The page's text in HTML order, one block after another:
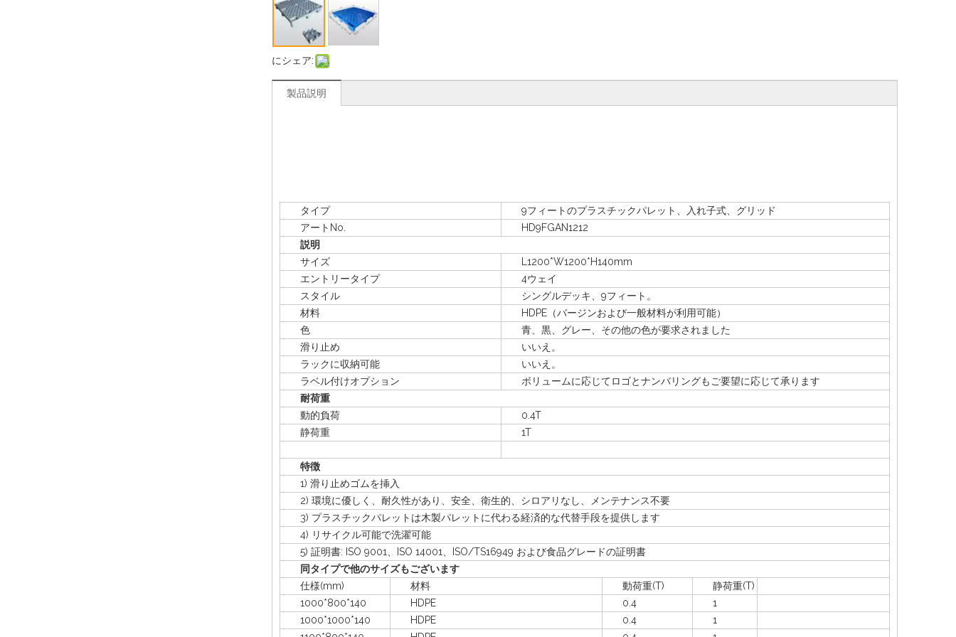
にシェア:
製品説明
タイプ
9フィートのプラスチックパレット、入れ子式、グリッド
アートNo.
HD9FGAN1212
説明
サイズ
L1200*W1200*H140mm
エントリータイプ
4ウェイ
スタイル
シングルデッキ、9フィート。
材料
HDPE（バージンおよび一般材料が利用可能）
色
青、黒、グレー、その他の色が要求されました
滑り止め
いいえ。
ラックに収納可能
いいえ。
ラベル付けオプション
ボリュームに応じてロゴとナンバリングもご要望に応じて承ります
耐荷重
動的負荷
0.4T
静荷重
1T
特徴
1) 滑り止めゴムを挿入
2) 環境に優しく、耐久性があり、安全、衛生的、シロアリなし、メンテナンス不要
3) プラスチックパレットは木製パレットに代わる経済的な代替手段を提供します
4) リサイクル可能で洗濯可能
5) 証明書: ISO 9001、ISO 14001、ISO/TS16949 および食品グレードの証明書
同タイプで他のサイズもございます
仕様(mm)
材料 動荷重(T)
静荷重(T)
1000*800*140
HDPE 0.4
1
1000*1000*140
HDPE 0.4
1